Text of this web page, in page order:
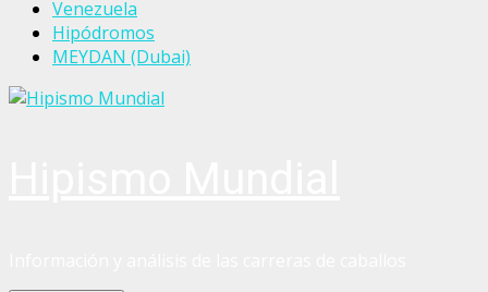
Venezuela
Hipódromos
MEYDAN (Dubai)